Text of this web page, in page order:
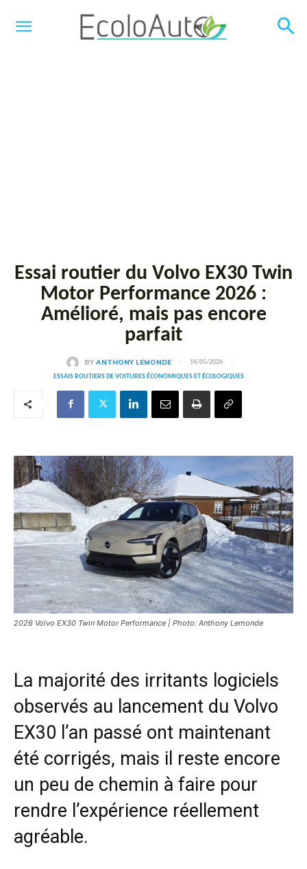
Essai routier du Volvo EX30 Twin
Motor Performance 2026 :
Amélioré, mais pas encore
parfait
BY ANTHONY LEMONDE
14/05/2026
ESSAIS ROUTIERS DE VOITURES ÉCONOMIQUES ET ÉCOLOGIQUES
2026 Volvo EX30 Twin Motor Performance | Photo: Anthony Lemonde
La majorité des irritants logiciels
observés au lancement du Volvo
EX30 l’an passé ont maintenant
été corrigés, mais il reste encore
un peu de chemin à faire pour
rendre l’expérience réellement
agréable.